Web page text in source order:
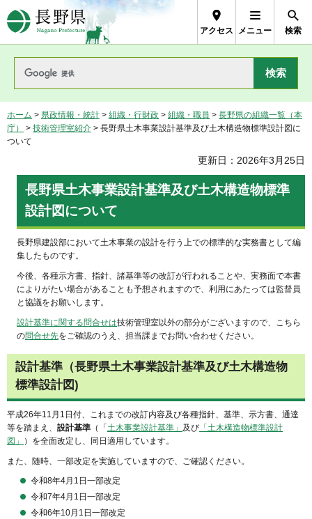
長野県Nagano Prefecture
アクセス メニュー 検索
ホーム > 県政情報・統計 > 組織・行財政 > 組織・職員 > 長野県の組織一覧（本
庁）
> 技術管理室紹介 > 長野県土木事業設計基準及び土木構造物標準設計図に
ついて
更新日：2026年3月25日
長野県土木事業設計基準及び土木構造物標準
設計図について
長野県建設部において土木事業の設計を行う上での標準的な実務書として編
集したものです。
今後、各種示方書、指針、諸基準等の改訂が行われることや、実務面で本書
によりがたい場合があることも予想されますので、利用にあたっては監督員
と協議をお願いします。
設計基準に関する問合せは技術管理室以外の部分がございますので、こちら
の問合せ先をご確認のうえ、担当課までお問い合わせください。
設計基準（長野県土木事業設計基準及び土木構造物
標準設計図)
平成26年11月1日付、これまでの改訂内容及び各種指針、基準、示方書、通達
等を踏まえ、 設計基準 （「 土木事業設計基準」 及び 「土木構造物標準設計
図」
）を全面改定し、同日適用しています。
また、随時、一部改定を実施していますので、ご確認ください。
令和8年4月1日一部改定
令和7年4月1日一部改定
令和6年10月1日一部改定